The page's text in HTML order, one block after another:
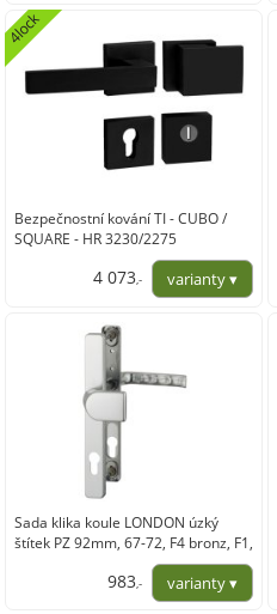
Bezpečnostní kování TI - CUBO /
SQUARE - HR 3230/2275
4lock
4 073,-
Sada klika koule LONDON úzký
štítek PZ 92mm, 67-72, F4 bronz, F1,
983,-